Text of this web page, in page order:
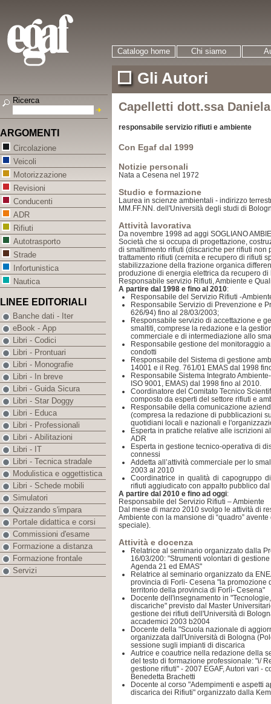
Catalogo home Chi siamo
Gli Autori
Capelletti dott.ssa Daniela
responsabile servizio rifiuti e ambiente
Con Egaf dal 1999
Notizie personali
Nata a Cesena nel 1972
Studio e formazione
Laurea in scienze ambientali - indirizzo
MM.FF.NN. dell'Università degli studi di
Attività lavorativa
Da novembre 1998 ad aggi SOGLIANO
Società che si occupa di progettazione,
di smaltimento rifiuti (discariche per rifiuti non
trattamento rifiuti (cernita e recupero di rifiuti
stabilizzazione della frazione organica
produzione di energia elettrica da recupero
Responsabile servizio Rifiuti, Ambiente e
A partire dal 1998 e fino al 2010:
Responsabile del Servizio Rifiuti -
Responsabile Servizio di Prevenzione e
626/94) fino al 28/03/2003;
Responsabile servizio di accettazione e
smaltiti, comprese la redazione e la
commerciale e di intermediazione allo
Responsabile gestione del monitoraggio
condotti
Responsabile del Sistema di gestione
14001 e il
Reg. 761/01 EMAS dal 1998
Responsabile Sistema Integrato
ISO 9001, EMAS) dal 1998 fino al 2010.
Coordinatore del Comitato Tecnico
composto da esperti del settore rifiuti e
Responsabile della comunicazione
(compresa la redazione di pubblicazioni
quotidiani locali e nazionali e
Esperta in pratiche relative alle iscrizioni
ADR
Esperta in gestione tecnico-operativa di
connessi
Addetta all’attività commerciale per lo
2003 al 2010
Coordinatrice in qualità di capogruppo
rifiuti aggiudicato con appalto pubblico
A partire dal 2010 e fino ad oggi:
Responsabile del Servizio Rifiuti – Ambiente
Dal mese di marzo 2010 svolgo le attività di
Ambiente con la mansione di “quadro”
speciale).
Attività e docenza
Relatrice al seminario organizzato dalla
16/03/200: "Strumenti volontari di
Agenda 21 ed EMAS"
Relatrice al seminario organizzato da
provincia di Forli- Cesena "la promozione
territorio della provincia di Forlì- Cesena"
Docente dell'insegnamento in
discariche" previsto dal Master
gestione dei rifiuti dell'Università di
accademici 2003 b2004
Docente della "Scuola nazionale di
organizzata dall'Università di Bologna
sessione sugli impianti di discarica
Autrice e coautrice nella redazione della
del testo di formazione professionale: "i/
gestione rifiuti" - 2007 EGAF, Autori vari -
Benedetta Brachetti
Docente al corso "Adempimenti e aspetti
discarica dei Rifiuti" organizzato dalla
Ricerca
ARGOMENTI
Circolazione
Veicoli
Motorizzazione
Revisioni
Conducenti
ADR
Rifiuti
Autotrasporto
Strade
Infortunistica
Nautica
LINEE EDITORIALI
Banche dati - Iter
eBook - App
Libri - Codici
Libri - Prontuari
Libri - Monografie
Libri - In breve
Libri - Guida Sicura
Libri - Star Doggy
Libri - Educa
Libri - Professionali
Libri - Abilitazioni
Libri - IT
Libri - Tecnica stradale
Modulistica e oggettistica
Libri - Schede mobili
Simulatori
Quizzando s'impara
Portale didattica e corsi
Commissioni d'esame
Formazione a distanza
Formazione frontale
Servizi